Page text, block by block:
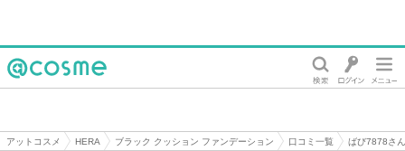
アットコスメ HERA ブラック クッション ファンデーション 口コミ一覧
ばび7878さ